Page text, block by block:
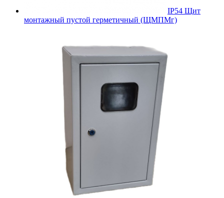
IP54 Щит
монтажный пустой герметичный (ЩМПМг)